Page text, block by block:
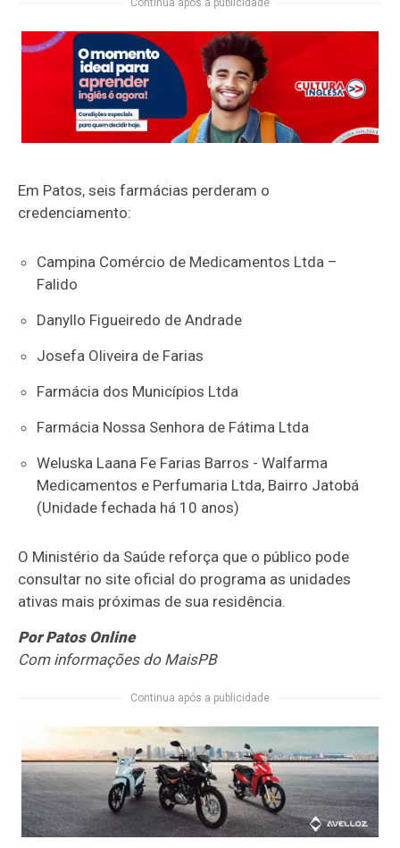
Continua após a publicidade
Em Patos, seis farmácias perderam o
credenciamento:
Campina Comércio de Medicamentos Ltda –
Falido
Danyllo Figueiredo de Andrade
Josefa Oliveira de Farias
Farmácia dos Municípios Ltda
Farmácia Nossa Senhora de Fátima Ltda
Weluska Laana Fe Farias Barros - Walfarma
Medicamentos e Perfumaria Ltda, Bairro Jatobá
(Unidade fechada há 10 anos)
O Ministério da Saúde reforça que o público pode
consultar no site oficial do programa as unidades
ativas mais próximas de sua residência.
Por Patos Online
Com informações do MaisPB
Continua após a publicidade